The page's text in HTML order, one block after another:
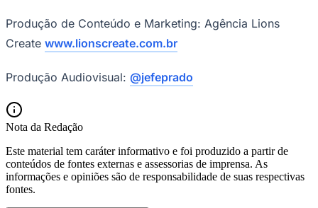
Produção de Conteúdo e Marketing: Agência Lions
Create www.lionscreate.com.br
Produção Audiovisual: @jefeprado
Nota da Redação
Este material tem caráter informativo e foi produzido a partir de
conteúdos de fontes externas e assessorias de imprensa. As
informações e opiniões são de responsabilidade de suas respectivas
fontes.